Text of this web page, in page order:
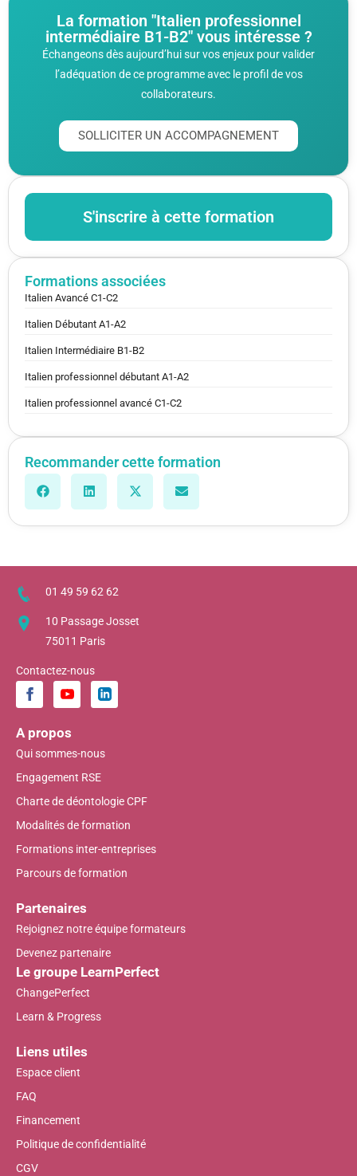
La formation "Italien professionnel
intermédiaire B1-B2" vous intéresse ?
Échangeons dès aujourd’hui sur vos enjeux pour valider
l’adéquation de ce programme avec le profil de vos
collaborateurs.
SOLLICITER UN ACCOMPAGNEMENT
S'inscrire à cette formation
Formations associées
Italien Avancé C1-C2
Italien Débutant A1-A2
Italien Intermédiaire B1-B2
Italien professionnel débutant A1-A2
Italien professionnel avancé C1-C2
Recommander cette formation
01 49 59 62 62
10 Passage Josset
75011 Paris
Contactez-nous
A propos
Qui sommes-nous
Engagement RSE
Charte de déontologie CPF
Modalités de formation
Formations inter-entreprises
Parcours de formation
Partenaires
Rejoignez notre équipe formateurs
Devenez partenaire
Le groupe LearnPerfect
ChangePerfect
Learn & Progress
Liens utiles
Espace client
FAQ
Financement
Politique de confidentialité
CGV